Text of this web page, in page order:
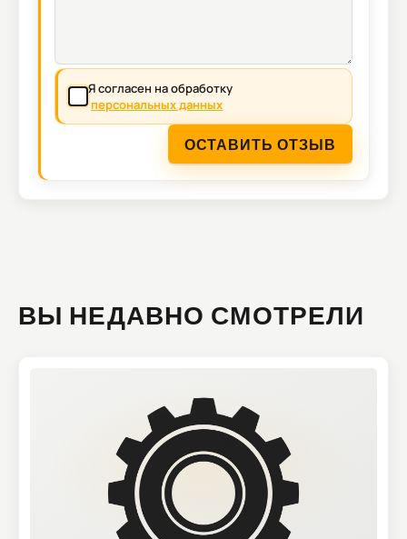
Я согласен на обработку
персональных данных
ОСТАВИТЬ ОТЗЫВ
ВЫ НЕДАВНО СМОТРЕЛИ